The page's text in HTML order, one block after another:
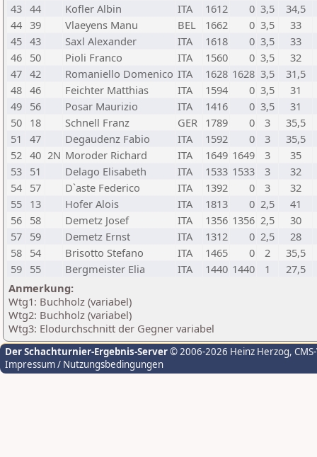
43 44 Kofler Albin ITA 1612 0 3,5
34,5
44 39 Vlaeyens Manu BEL 1662 0 3,5
33
45 43 Saxl Alexander ITA 1618 0 3,5
33
46 50 Pioli Franco ITA 1560 0 3,5
32
47 42 Romaniello Domenico ITA 1628 1628 3,5
31,5
48 46 Feichter Matthias ITA 1594 0 3,5
31
49 56 Posar Maurizio ITA 1416 0 3,5
31
50 18 Schnell Franz GER 1789 0 3
35,5
51
47 Degaudenz Fabio ITA 1592 0 3
35,5
52 40 2N Moroder Richard ITA 1649 1649 3
35
53 51 Delago Elisabeth ITA 1533 1533 3
32
54 57 D`aste Federico ITA 1392 0 3
32
55 13 Hofer Alois ITA 1813 0 2,5
41
56 58 Demetz Josef ITA 1356 1356 2,5
30
57 59 Demetz Ernst ITA 1312 0 2,5
28
58 54 Brisotto Stefano ITA 1465 0 2
35,5
59 55 Bergmeister Elia ITA 1440 1440 1
27,5
Anmerkung:
Wtg1: Buchholz (variabel)
Wtg2: Buchholz (variabel)
Wtg3: Elodurchschnitt der Gegner variabel
Der Schachturnier-Ergebnis-Server© 2006-2026 Heinz Herzog,
Impressum / Nutzungsbedingungen